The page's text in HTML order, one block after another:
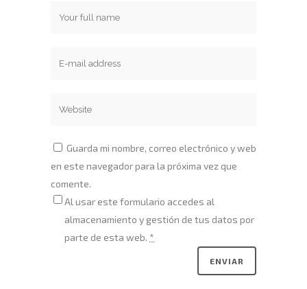
Guarda mi nombre, correo electrónico y web
en este navegador para la próxima vez que
comente.
Al usar este formulario accedes al
almacenamiento y gestión de tus datos por
parte de esta web. *